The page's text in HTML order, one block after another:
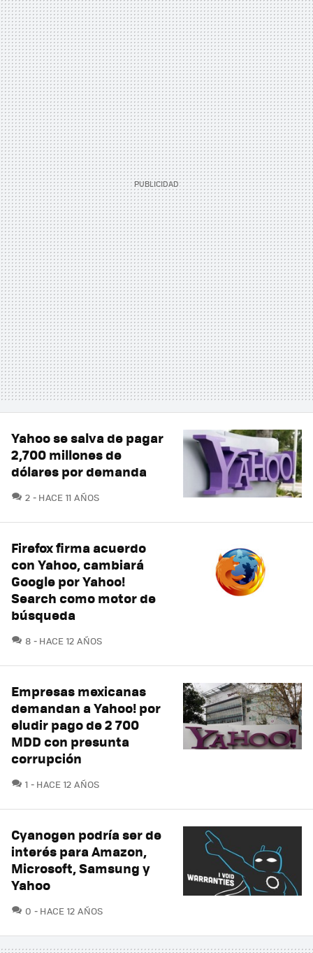
Yahoo se salva de pagar
2,700 millones de
dólares por demanda
2 COMENTARIOS
HACE 11 AÑOS
Firefox firma acuerdo
con Yahoo, cambiará
Google por Yahoo!
Search como motor de
búsqueda
8 COMENTARIOS
HACE 12 AÑOS
Empresas mexicanas
demandan a Yahoo! por
eludir pago de 2 700
MDD con presunta
corrupción
1 COMENTARIOS
HACE 12 AÑOS
Cyanogen podría ser de
interés para Amazon,
Microsoft, Samsung y
Yahoo
0 COMENTARIOS
HACE 12 AÑOS